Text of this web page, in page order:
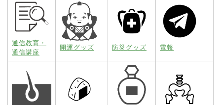
通信教育・
通信講座
開運グッズ 防災グッズ 電報